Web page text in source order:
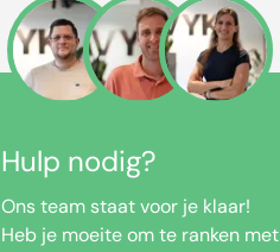
Hulp nodig?
Ons team staat voor je klaar!
Heb je moeite om te ranken met